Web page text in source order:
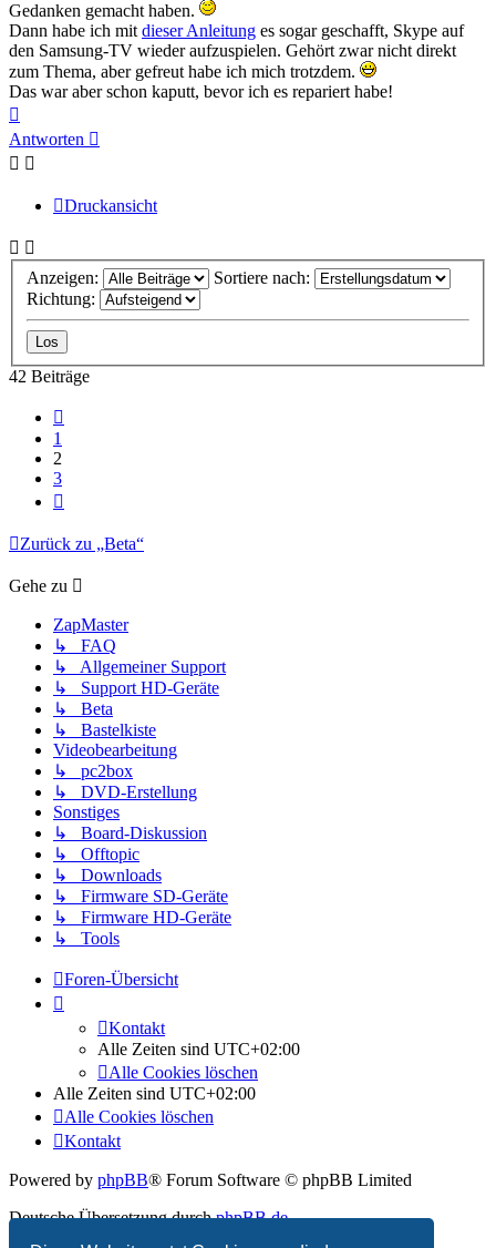
Gedanken gemacht haben.
Dann habe ich mitdieser Anleitung es sogar geschafft, Skype auf
den Samsung-TV wieder aufzuspielen. Gehört zwar nicht direkt
zum Thema, aber gefreut habe ich mich trotzdem.
Das war aber schon kaputt, bevor ich es repariert habe!
oben
Antworten
Druckansicht
Anzeigen:
Sortiere nach:
Richtung:
42 Beiträge
1
2
3
Zurück zu „Beta“
Gehe zu
ZapMaster
↳ FAQ
↳ Allgemeiner Support
↳ Support HD-Geräte
↳ Beta
↳ Bastelkiste
Videobearbeitung
↳ pc2box
↳ DVD-Erstellung
Sonstiges
↳ Board-Diskussion
↳ Offtopic
↳ Downloads
↳ Firmware SD-Geräte
↳ Firmware HD-Geräte
↳ Tools
Foren-Übersicht
Kontakt
Alle Zeiten sind UTC+02:00
Alle Cookies löschen
Alle Zeiten sind UTC+02:00
Alle Cookies löschen
Kontakt
Powered by phpBB® Forum Software © phpBB Limited
Deutsche Übersetzung durchphpBB.de